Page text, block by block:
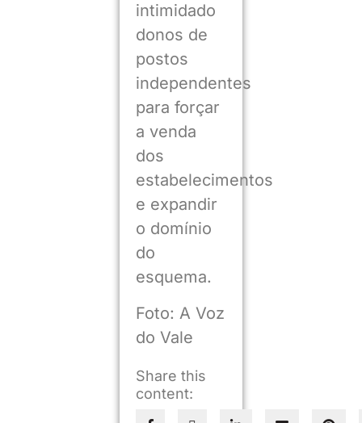
intimidado
donos de
postos
independentes
para forçar
a venda
dos
estabelecimentos
e expandir
o domínio
do
esquema.
Foto: A Voz
do Vale
Share this
content: